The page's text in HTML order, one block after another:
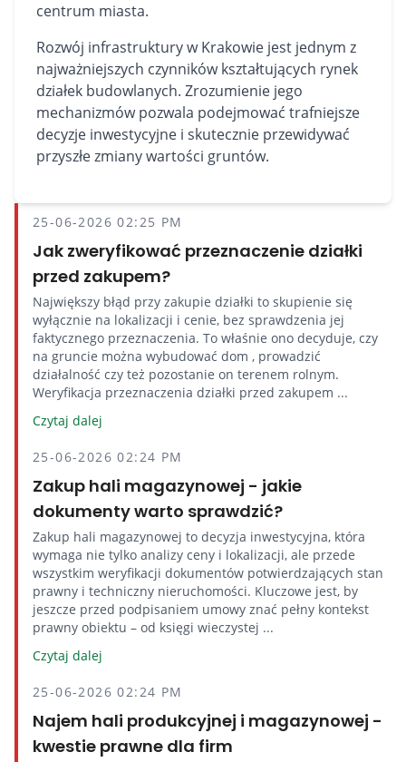
centrum miasta.
Rozwój infrastruktury w Krakowie jest jednym z
najważniejszych czynników kształtujących rynek
działek budowlanych. Zrozumienie jego
mechanizmów pozwala podejmować trafniejsze
decyzje inwestycyjne i skutecznie przewidywać
przyszłe zmiany wartości gruntów.
25-06-2026 02:25 PM
Jak zweryfikować przeznaczenie działki
przed zakupem?
Największy błąd przy zakupie działki to skupienie się
wyłącznie na lokalizacji i cenie, bez sprawdzenia jej
faktycznego przeznaczenia. To właśnie ono decyduje, czy
na gruncie można wybudować dom , prowadzić
działalność czy też pozostanie on terenem rolnym.
Weryfikacja przeznaczenia działki przed zakupem ...
Czytaj dalej
25-06-2026 02:24 PM
Zakup hali magazynowej - jakie
dokumenty warto sprawdzić?
Zakup hali magazynowej to decyzja inwestycyjna, która
wymaga nie tylko analizy ceny i lokalizacji, ale przede
wszystkim weryfikacji dokumentów potwierdzających stan
prawny i techniczny nieruchomości. Kluczowe jest, by
jeszcze przed podpisaniem umowy znać pełny kontekst
prawny obiektu – od księgi wieczystej ...
Czytaj dalej
25-06-2026 02:24 PM
Najem hali produkcyjnej i magazynowej -
kwestie prawne dla firm